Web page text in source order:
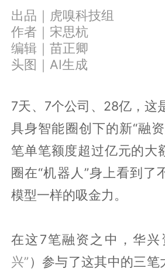
出品｜虎嗅科技组
作者｜宋思杭
编辑｜苗正卿
头图｜AI生成
7天、7个公司、28亿，这
具身智能圈创下的新“融
笔单笔额度超过亿元的大
圈在“机器人”身上看到了
模型一样的吸金力。
在这7笔融资之中，华兴
兴”）参与了这其中的三笔